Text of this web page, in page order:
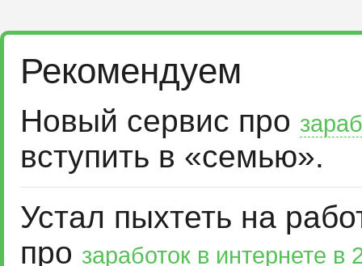
Рекомендуем
Новый сервис про
вступить в «семью».
Устал пыхтеть на
про заработок в интернете в